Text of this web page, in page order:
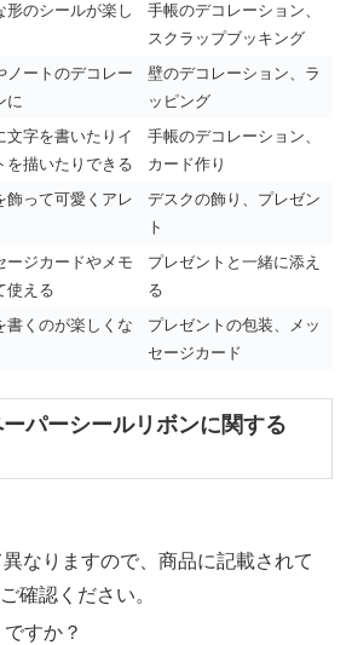
形のシールが楽し
手帳のデコレーション、
スクラップブッキング
ノートのデコレー
に
壁のデコレーション、ラ
ッピング
文字を書いたりイ
を描いたりできる
手帳のデコレーション、
カード作り
飾って可愛くアレ
デスクの飾り、プレゼン
ト
ージカードやメモ
使える
プレゼントと一緒に添え
る
書くのが楽しくな
プレゼントの包装、メッ
セージカード
パーシールリボンに関する
なりますので、商品に記載されて
確認ください。
すか？